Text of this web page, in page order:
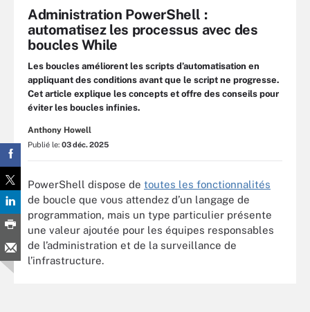
Administration PowerShell :
automatisez les processus avec des
boucles While
Les boucles améliorent les scripts d’automatisation en
appliquant des conditions avant que le script ne progresse.
Cet article explique les concepts et offre des conseils pour
éviter les boucles infinies.
Anthony Howell
Publié le: 03 déc. 2025
PowerShell dispose de toutes les fonctionnalités
de boucle que vous attendez d’un langage de
programmation, mais un type particulier présente
une valeur ajoutée pour les équipes responsables
de l’administration et de la surveillance de
l’infrastructure.